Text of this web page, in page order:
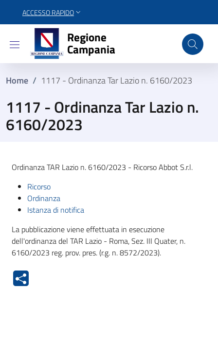
ACCESSO RAPIDO
Regione Campania
Regione
Campania
Home / 1117 - Ordinanza Tar Lazio n. 6160/2023
1117 - Ordinanza Tar Lazio n.
6160/2023
Ordinanza TAR Lazio n. 6160/2023 - Ricorso Abbot S.r.l.
Ricorso
Ordinanza
Istanza di notifica
La pubblicazione viene effettuata in esecuzione
dell'ordinanza del TAR Lazio - Roma, Sez. III Quater, n.
6160/2023 reg. prov. pres. (r.g. n. 8572/2023).